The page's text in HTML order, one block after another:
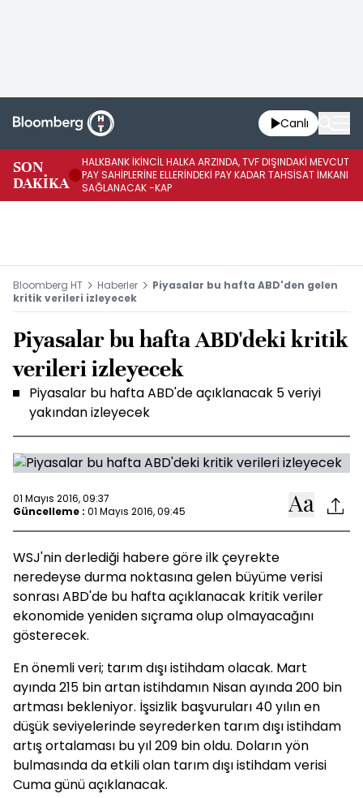
Canlı
SON
DAKİKA
HALKBANK İKİNCİL HALKA ARZINDA, TVF DIŞINDAKİ MEVCUT
PAY SAHİPLERİNE ELLERİNDEKİ PAY KADAR TAHSİSAT İMKANI
SAĞLANACAK -KAP
Bloomberg HT Haberler
Piyasalar bu hafta ABD'den gelen
kritik verileri izleyecek
Piyasalar bu hafta ABD'deki kritik
verileri izleyecek
Piyasalar bu hafta ABD'de açıklanacak 5 veriyi
yakından izleyecek
01 Mayıs 2016, 09:37
Güncelleme : 01 Mayıs 2016, 09:45
WSJ'nin derlediği habere göre ilk çeyrekte
neredeyse durma noktasına gelen büyüme verisi
sonrası ABD'de bu hafta açıklanacak kritik veriler
ekonomide yeniden sıçrama olup olmayacağını
gösterecek.
En önemli veri; tarım dışı istihdam olacak. Mart
ayında 215 bin artan istihdamın Nisan ayında 200 bin
artması bekleniyor. İşsizlik başvuruları 40 yılın en
düşük seviyelerinde seyrederken tarım dışı istihdam
artış ortalaması bu yıl 209 bin oldu. Doların yön
bulmasında da etkili olan tarım dışı istihdam verisi
Cuma günü açıklanacak.